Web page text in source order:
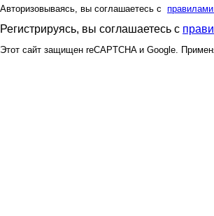
Авторизовываясь, вы соглашаетесь с
Регистрируясь, вы соглашаетесь с
Этот сайт защищен reCAPTCHA и Google.